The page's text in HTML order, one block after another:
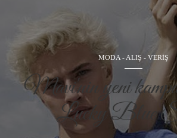
MODA-ALIŞ - VERİŞ
Mavi'nin yeni
Lucky Blue